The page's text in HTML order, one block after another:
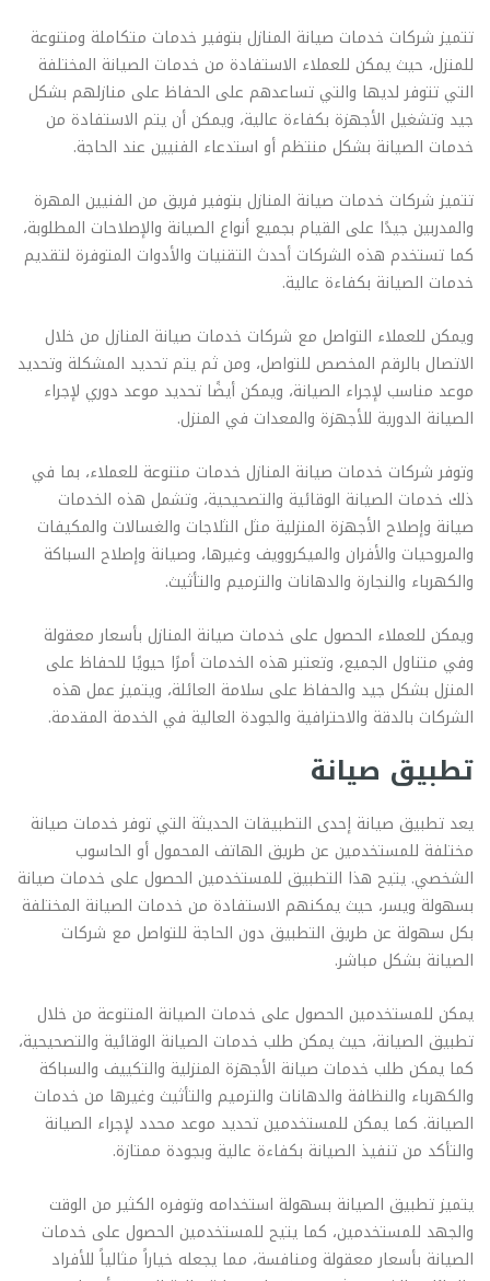
تتميز شركات خدمات صيانة المنازل بتوفير خدمات متكاملة ومتنوعة
للمنزل، حيث يمكن للعملاء الاستفادة من خدمات الصيانة المختلفة
التي تتوفر لديها والتي تساعدهم على الحفاظ على منازلهم بشكل
جيد وتشغيل الأجهزة بكفاءة عالية، ويمكن أن يتم الاستفادة من
خدمات الصيانة بشكل منتظم أو استدعاء الفنيين عند الحاجة.
تتميز شركات خدمات صيانة المنازل بتوفير فريق من الفنيين المهرة
والمدربين جيدًا على القيام بجميع أنواع الصيانة والإصلاحات المطلوبة،
كما تستخدم هذه الشركات أحدث التقنيات والأدوات المتوفرة لتقديم
خدمات الصيانة بكفاءة عالية.
ويمكن للعملاء التواصل مع شركات خدمات صيانة المنازل من خلال
الاتصال بالرقم المخصص للتواصل، ومن ثم يتم تحديد المشكلة وتحديد
موعد مناسب لإجراء الصيانة، ويمكن أيضًا تحديد موعد دوري لإجراء
الصيانة الدورية للأجهزة والمعدات في المنزل.
وتوفر شركات خدمات صيانة المنازل خدمات متنوعة للعملاء، بما في
ذلك خدمات الصيانة الوقائية والتصحيحية، وتشمل هذه الخدمات
صيانة وإصلاح الأجهزة المنزلية مثل الثلاجات والغسالات والمكيفات
والمروحيات والأفران والميكروويف وغيرها، وصيانة وإصلاح السباكة
والكهرباء والنجارة والدهانات والترميم والتأثيث.
ويمكن للعملاء الحصول على خدمات صيانة المنازل بأسعار معقولة
وفي متناول الجميع، وتعتبر هذه الخدمات أمرًا حيويًا للحفاظ على
المنزل بشكل جيد والحفاظ على سلامة العائلة، ويتميز عمل هذه
الشركات بالدقة والاحترافية والجودة العالية في الخدمة المقدمة.
تطبيق صيانة
يعد تطبيق صيانة إحدى التطبيقات الحديثة التي توفر خدمات صيانة
مختلفة للمستخدمين عن طريق الهاتف المحمول أو الحاسوب
الشخصي. يتيح هذا التطبيق للمستخدمين الحصول على خدمات صيانة
بسهولة ويسر، حيث يمكنهم الاستفادة من خدمات الصيانة المختلفة
بكل سهولة عن طريق التطبيق دون الحاجة للتواصل مع شركات
الصيانة بشكل مباشر.
يمكن للمستخدمين الحصول على خدمات الصيانة المتنوعة من خلال
تطبيق الصيانة، حيث يمكن طلب خدمات الصيانة الوقائية والتصحيحية،
كما يمكن طلب خدمات صيانة الأجهزة المنزلية والتكييف والسباكة
والكهرباء والنظافة والدهانات والترميم والتأثيث وغيرها من خدمات
الصيانة. كما يمكن للمستخدمين تحديد موعد محدد لإجراء الصيانة
والتأكد من تنفيذ الصيانة بكفاءة عالية وبجودة ممتازة.
يتميز تطبيق الصيانة بسهولة استخدامه وتوفره الكثير من الوقت
والجهد للمستخدمين، كما يتيح للمستخدمين الحصول على خدمات
الصيانة بأسعار معقولة ومنافسة، مما يجعله خياراً مثالياً للأفراد